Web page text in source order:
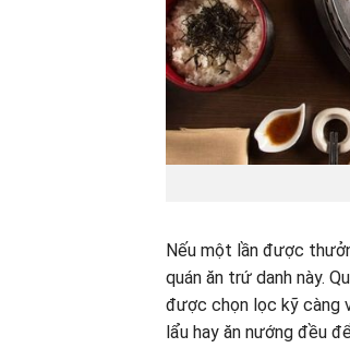
Nếu một lần được
quán ăn trứ danh này.
được chọn lọc kỹ càng
lẩu hay ăn nướng đều